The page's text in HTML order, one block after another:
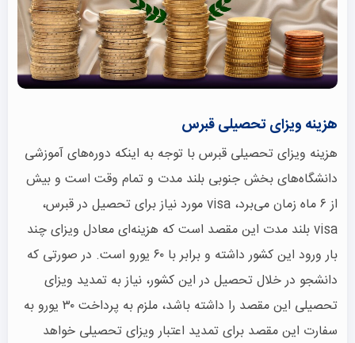
هزینه ویزای تحصیلی قبرس
هزینه ویزای تحصیلی قبرس با توجه به اینکه دوره‌های آموزشی
دانشگاه‌های بخش جنوبی بلند مدت و تمام وقت است و بیش
از ۶ ماه زمان می‌برد، visa مورد نیاز برای تحصیل در قبرس،
visa بلند مدت این مقصد است که هزینه‌ای معادل ویزای چند
بار ورود این کشور داشته و برابر با ۶۰ یورو است. در صورتی که
دانشجو در خلال تحصیل در این کشور، نیاز به تمدید ویزای
تحصیلی این مقصد را داشته باشد، ملزم به پرداخت ۳۰ یورو به
سفارت این مقصد برای تمدید اعتبار ویزای تحصیلی خواهد